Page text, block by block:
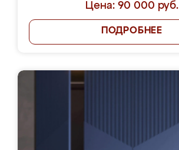
Цена: 90 000 руб.
ПОДРОБНЕЕ